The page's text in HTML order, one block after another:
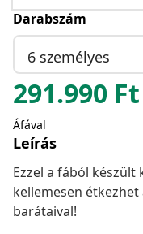
Darabszám
6 személyes
291.990 Ft
Áfával
Leírás
Ezzel a fából
kellemesen étkezhet
barátaival!